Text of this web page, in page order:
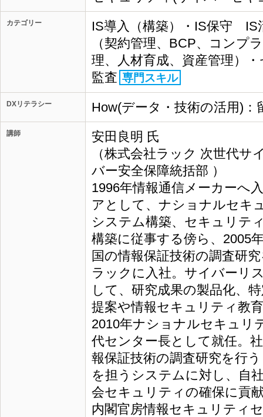
カテゴリー
IS導入（構築）・IS保守
（契約管理、BCP、コンプ
理、人材育成、資産管理）
監査 専門スキル
DXリテラシー How(データ・技術の活用)：
講師
安田良明 氏
（株式会社ラック 次世代
バー安全保障統括部 ）
1996年情報通信メーカーへ
アとして、ナショナルセキ
システム構築、セキュリテ
構築に従事する傍ら、2005
国の情報保証技術の調査研
ラックに入社。サイバーリ
して、研究成果の製品化、
提案や情報セキュリティ教
2010年ナショナルセキュリ
代センター長として就任。
報保証技術の調査研究を行
を担うシステムに対し、自
会セキュリティの確保に貢
内閣官房情報セキュリティ